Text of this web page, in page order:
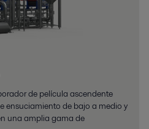
de película ascendente
ensuciamiento de bajo a medio y
una amplia gama de